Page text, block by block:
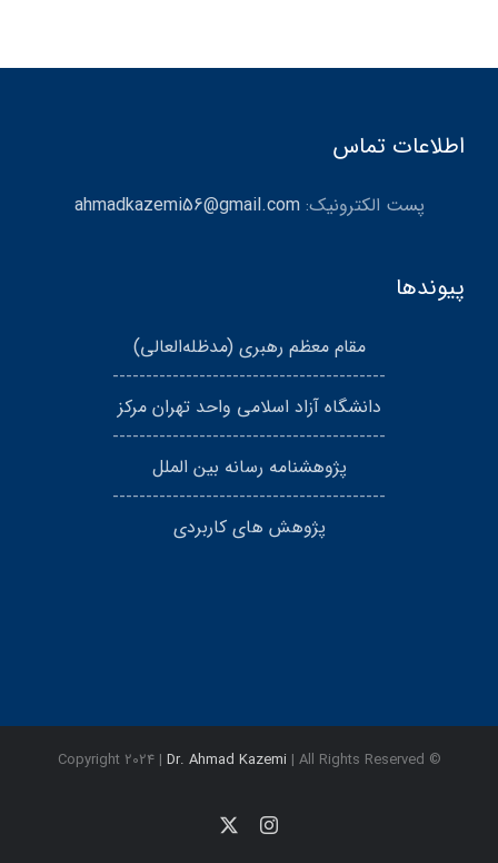
اطلاعات تماس
پست الکترونیک:ahmadkazemi56@gmail.com
پیوندها
مقام معظم رهبری (مد‌ظله‌العالی)
-----------------------------------------
دانشگاه آزاد اسلامی واحد تهران مرکز
-----------------------------------------
پژوهشنامه رسانه بین الملل
-----------------------------------------
پژوهش های کاربردی
© Copyright 2024 |
Dr. Ahmad Kazemi | All Rights Reserved
Instagram
X